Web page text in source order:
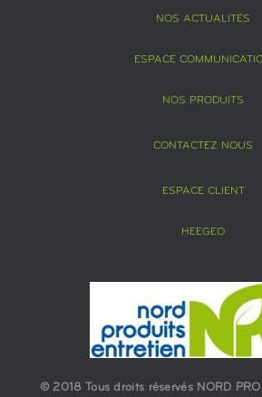
NOS ACTUALITÉS
ESPACE
NOS PRODUITS
CONTACTEZ NOUS
ESPACE CLIENT
HEEGEO
© 2018 Tous droits réservés NORD